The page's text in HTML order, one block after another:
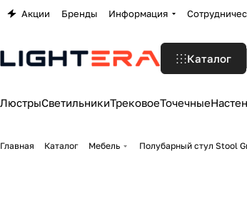
Акции Бренды Информация
Каталог
ЛюстрыСветильникиТрековоеТочечные
Главная Каталог Мебель Полубарный стул Stool